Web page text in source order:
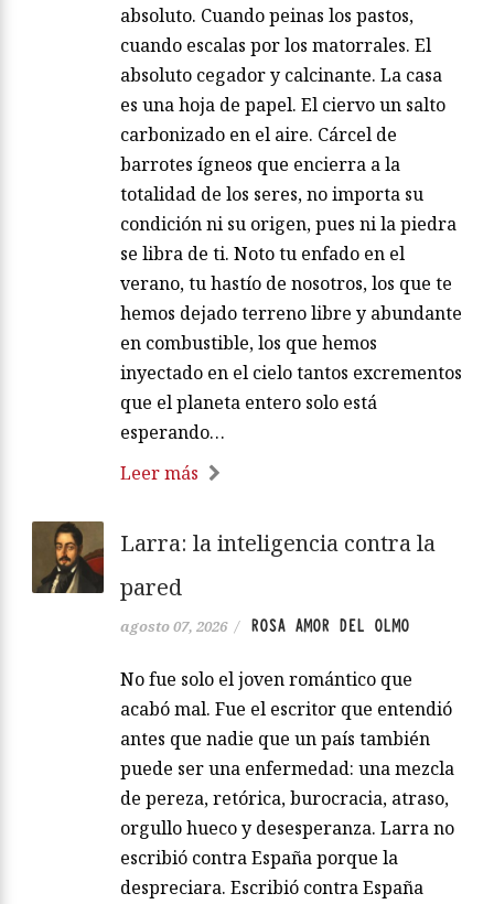
absoluto. Cuando peinas los pastos,
cuando escalas por los matorrales. El
absoluto cegador y calcinante. La casa
es una hoja de papel. El ciervo un salto
carbonizado en el aire. Cárcel de
barrotes ígneos que encierra a la
totalidad de los seres, no importa su
condición ni su origen, pues ni la piedra
se libra de ti. Noto tu enfado en el
verano, tu hastío de nosotros, los que te
hemos dejado terreno libre y abundante
en combustible, los que hemos
inyectado en el cielo tantos excrementos
que el planeta entero solo está
esperando…
Leer más
Larra: la inteligencia contra la
pared
agosto 07, 2026 / ROSA AMOR DEL OLMO
No fue solo el joven romántico que
acabó mal. Fue el escritor que entendió
antes que nadie que un país también
puede ser una enfermedad: una mezcla
de pereza, retórica, burocracia, atraso,
orgullo hueco y desesperanza. Larra no
escribió contra España porque la
despreciara. Escribió contra España